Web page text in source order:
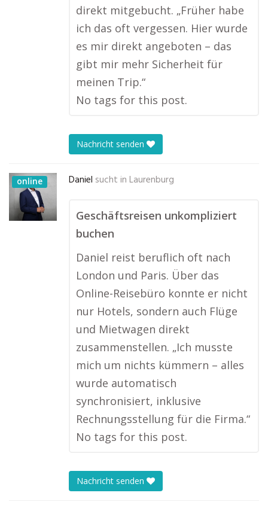
direkt mitgebucht. „Früher habe
ich das oft vergessen. Hier wurde
es mir direkt angeboten – das
gibt mir mehr Sicherheit für
meinen Trip.“
No tags for this post.
Nachricht senden
online Daniel sucht in Laurenburg
Geschäftsreisen unkompliziert
buchen
Daniel reist beruflich oft nach
London und Paris. Über das
Online-Reisebüro konnte er nicht
nur Hotels, sondern auch Flüge
und Mietwagen direkt
zusammenstellen. „Ich musste
mich um nichts kümmern – alles
wurde automatisch
synchronisiert, inklusive
Rechnungsstellung für die Firma.“
No tags for this post.
Nachricht senden